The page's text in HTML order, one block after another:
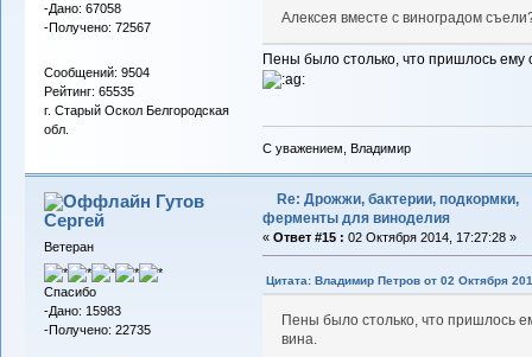
-Дано: 67058
-Получено: 72567
Сообщений: 9504
Рейтинг: 65535
г. Старый Оскол Белгородская
обл.
Алексея вместе с виноградом
Пены было столько, что пришлось
С уважением, Владимир
Гутов
Сергей
Ветеран
Спасибо
-Дано: 15983
-Получено: 22735
Re: Дрожжи, бактерии, подкормки,
ферменты для виноделия
« Ответ #15 : 02 Октября 2014, 17:27:28 »
Цитата: Владимир Петров от 02 Октября
Пены было столько, что пришлось
вина.